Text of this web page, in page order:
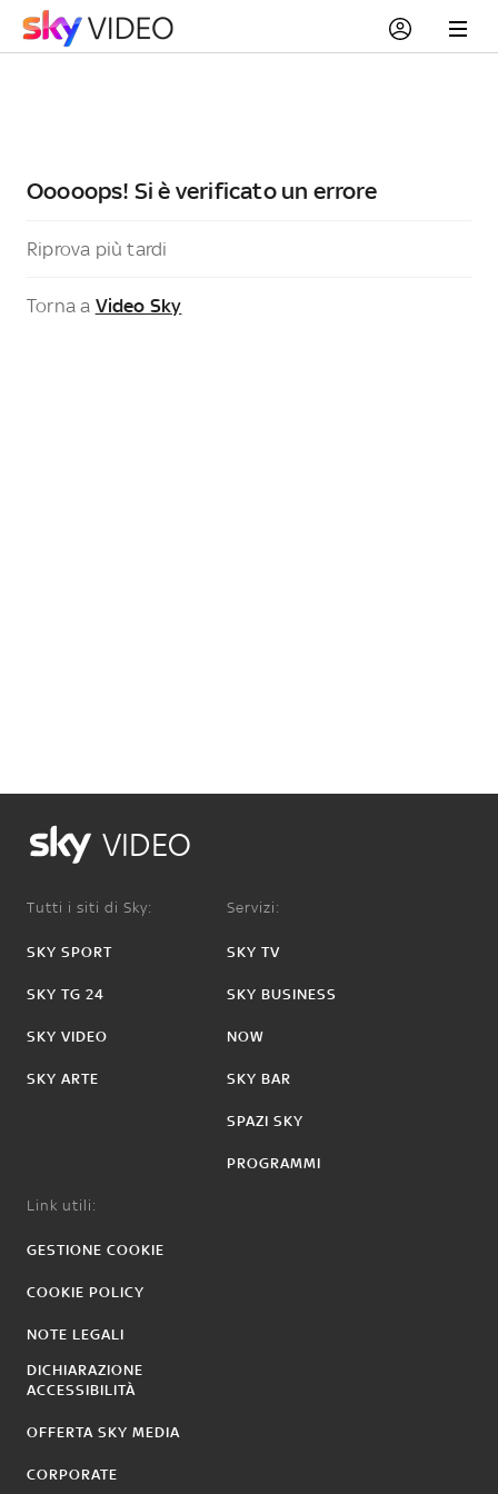
Ooooops! Si è verificato un errore
Riprova più tardi
Torna a Video Sky
VIDEO
Tutti i siti di Sky:
SKY SPORT
SKY TG 24
SKY VIDEO
SKY ARTE
Servizi:
SKY TV
SKY BUSINESS
NOW
SKY BAR
SPAZI SKY
PROGRAMMI
Link utili:
GESTIONE COOKIE
COOKIE POLICY
NOTE LEGALI
DICHIARAZIONE
ACCESSIBILITÀ
OFFERTA SKY MEDIA
CORPORATE